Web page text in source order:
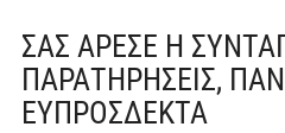
ΣΑΣ ΆΡΕΣΕ Η
ΠΑΡΑΤΗΡΉΣΕΙΣ,
ΕΥΠΡΌΣΔΕΚΤΑ